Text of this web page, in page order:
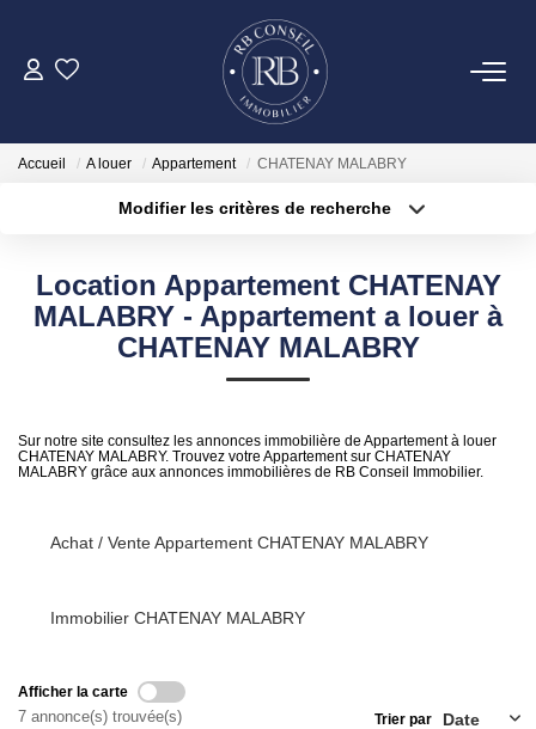
ACHETER
LOUER
CONTACT
Accueil A louer Appartement CHATENAY MALABRY
Modifier les critères de recherche
Sélectionnez...
Type de bien
Surface min
Location Appartement CHATENAY
MALABRY - Appartement a louer à
CHATENAY MALABRY
Sur notre site consultez les annonces immobilière de Appartement à louer
CHATENAY MALABRY. Trouvez votre Appartement sur CHATENAY
MALABRY grâce aux annonces immobilières de RB Conseil Immobilier.
Achat / Vente Appartement CHATENAY MALABRY
Immobilier CHATENAY MALABRY
Afficher la carte
7 annonce(s) trouvée(s) Trier par